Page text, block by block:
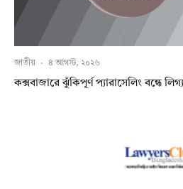
জাতীয় · ৪ আগস্ট, ২০২৬
কক্সবাজারে ঝুঁকিপূর্ণ প্যারাসেলিং বন্ধে